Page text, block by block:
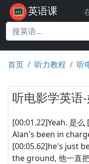
英语课
首页 听力教程 听
听电影学英语
[00:01.22]Yeah. 是
Alan's been in
[00:05.62]he's just
the ground, 他一直